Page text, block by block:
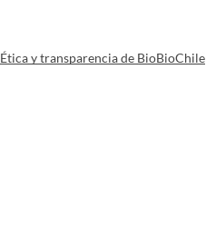
Ética y transparencia de BioBioChile